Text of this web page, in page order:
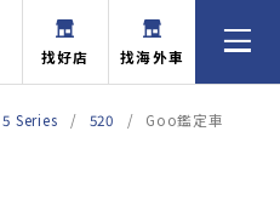
找好店 找海外車
5 Series 520 Goo鑑定車